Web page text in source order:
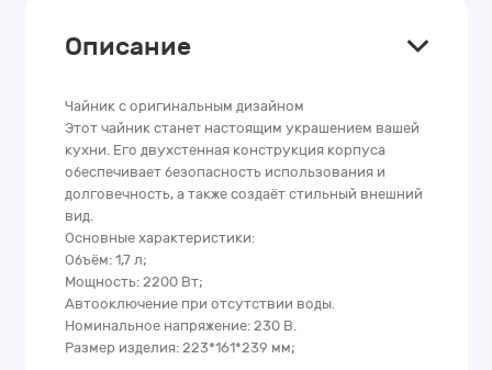
Описание
Чайник с оригинальным дизайном
Этот чайник станет настоящим украшением вашей
кухни. Его двухстенная конструкция корпуса
обеспечивает безопасность использования и
долговечность, а также создаёт стильный внешний
вид.
Основные характеристики:
Объём: 1,7 л;
Мощность: 2200 Вт;
Автооключение при отсутствии воды.
Номинальное напряжение: 230 В.
Размер изделия: 223*161*239 мм;